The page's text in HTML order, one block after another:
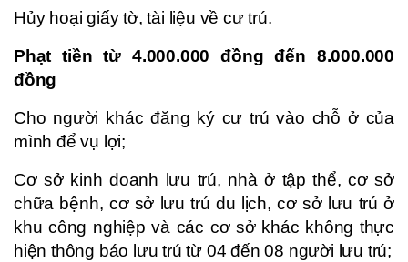
Hủy hoại giấy tờ, tài liệu về cư trú.
Phạt tiền từ 4.000.000 đồng đến 8.000.000
đồng
Cho người khác đăng ký cư trú vào chỗ ở của
mình để vụ lợi;
Cơ sở kinh doanh lưu trú, nhà ở tập thể, cơ sở
chữa bệnh, cơ sở lưu trú du lịch, cơ sở lưu trú ở
khu công nghiệp và các cơ sở khác không thực
hiện thông báo lưu trú từ 04 đến 08 người lưu trú;